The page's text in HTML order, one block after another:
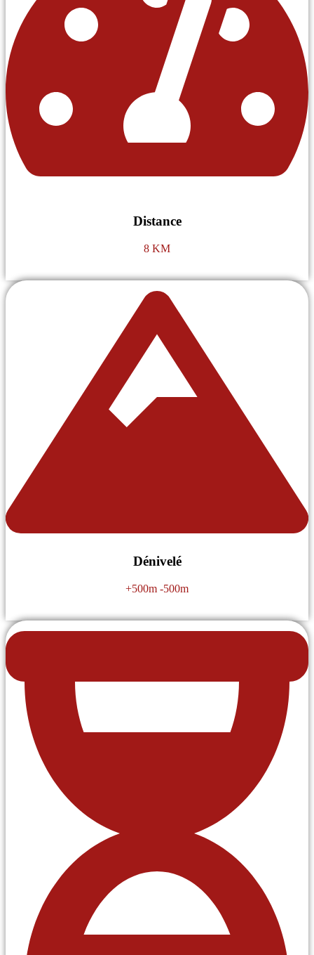
Distance
8 KM
Dénivelé
+500m -500m